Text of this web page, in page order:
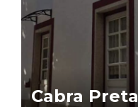
Cabra Preta